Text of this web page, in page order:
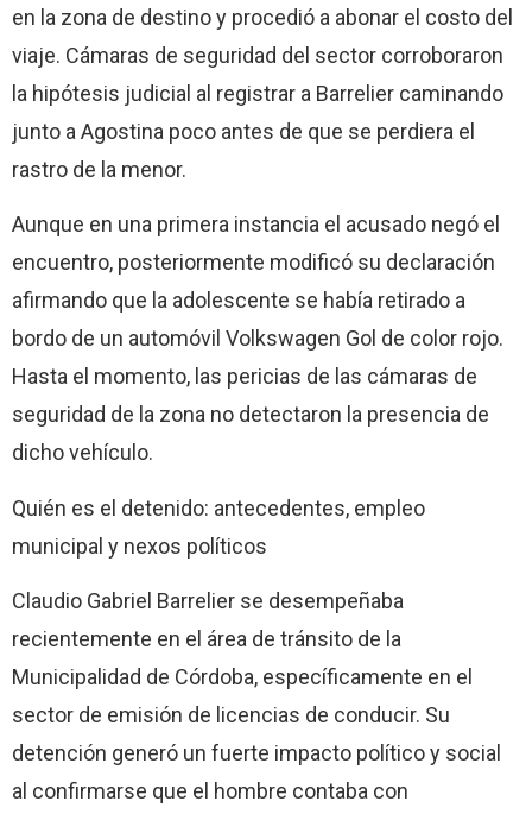
en la zona de destino y procedió a abonar el costo del
viaje. Cámaras de seguridad del sector corroboraron
la hipótesis judicial al registrar a Barrelier caminando
junto a Agostina poco antes de que se perdiera el
rastro de la menor.
Aunque en una primera instancia el acusado negó el
encuentro, posteriormente modificó su declaración
afirmando que la adolescente se había retirado a
bordo de un automóvil Volkswagen Gol de color rojo.
Hasta el momento, las pericias de las cámaras de
seguridad de la zona no detectaron la presencia de
dicho vehículo.
Quién es el detenido: antecedentes, empleo
municipal y nexos políticos
Claudio Gabriel Barrelier se desempeñaba
recientemente en el área de tránsito de la
Municipalidad de Córdoba, específicamente en el
sector de emisión de licencias de conducir. Su
detención generó un fuerte impacto político y social
al confirmarse que el hombre contaba con